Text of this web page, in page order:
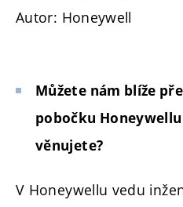
Autor: Honeywell
Můžete nám blíže
pobočku
věnujete?
V Honeywellu vedu